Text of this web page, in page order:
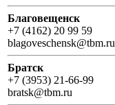
Благовещенск
+7 (4162) 20 99 59
blagoveschensk@tbm.ru
Братск
+7 (3953) 21-66-99
bratsk@tbm.ru